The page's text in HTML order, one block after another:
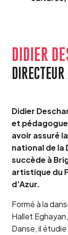
DIDIER
Didier
et pédagogue
avoir assuré
national de la
succède à
artistique du
d’Azur.
Formé à la
Hallet
Danse, il